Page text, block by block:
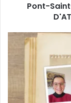
SPIRIPONTAIN
Pont-
chronique
votre